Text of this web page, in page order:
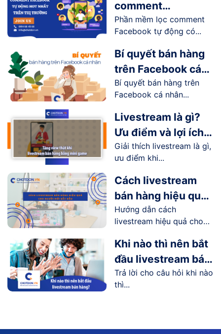
comment
Facebook tự động
hot nhất trên thị
trường
Phần mềm lọc comment
Facebook tự động có...
Bí quyết bán hàng
trên Facebook cá
nhân hiệu quả
Bí quyết bán hàng trên
Facebook cá nhân...
Livestream là gì?
Ưu điểm và lợi ích
livestream mang lại
như thế nào?
Giải thích livestream là gì,
ưu điểm khi...
Cách livestream
bán hàng hiệu quả
cho người mới bắt
đầu
Hướng dẫn cách
livestream hiệu quả cho
Khi nào thì nên bắt
đầu livestream bán
hàng?
Trả lời cho câu hỏi khi nào
thì...